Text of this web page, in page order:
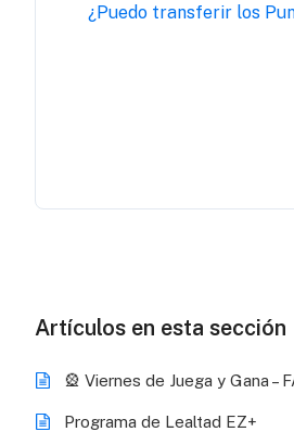
¿Puedo transferir los
Artículos en esta sección
🎡 Viernes de Juega y Gana –
Programa de Lealtad EZ+